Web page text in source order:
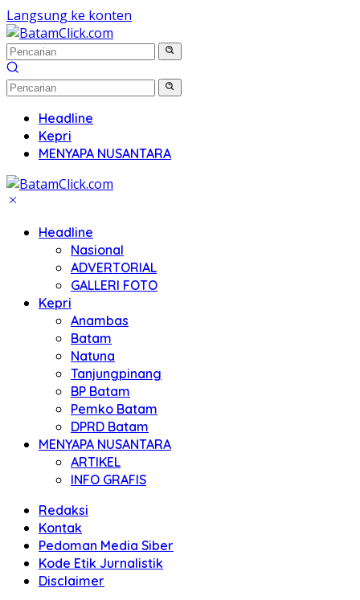
Langsung ke konten
Headline
Kepri
MENYAPA NUSANTARA
Headline
Nasional
ADVERTORIAL
GALLERI FOTO
Kepri
Anambas
Batam
Natuna
Tanjungpinang
BP Batam
Pemko Batam
DPRD Batam
MENYAPA NUSANTARA
ARTIKEL
INFO GRAFIS
Redaksi
Kontak
Pedoman Media Siber
Kode Etik Jurnalistik
Disclaimer